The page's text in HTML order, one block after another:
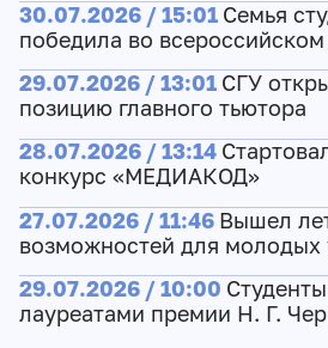
30.07.2026 / 15:01 Семья
победила во
29.07.2026 / 13:01 СГУ
позицию главного тьютора
28.07.2026 / 13:14
конкурс «МЕДИАКОД»
27.07.2026 / 11:46 Вышел
возможностей для молодых
29.07.2026 / 10:00
лауреатами премии Н. Г.